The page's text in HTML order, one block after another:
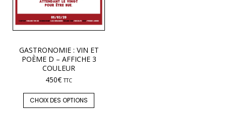
GASTRONOMIE : VIN ET
POÈME D – AFFICHE 3
COULEUR
450€ TTC
CHOIX DES OPTIONS